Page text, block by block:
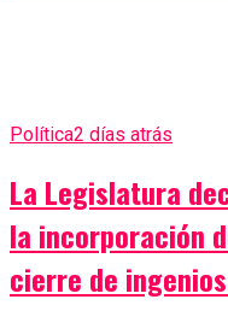
Política2 días atrás
La Legislatura
la incorporación
cierre de